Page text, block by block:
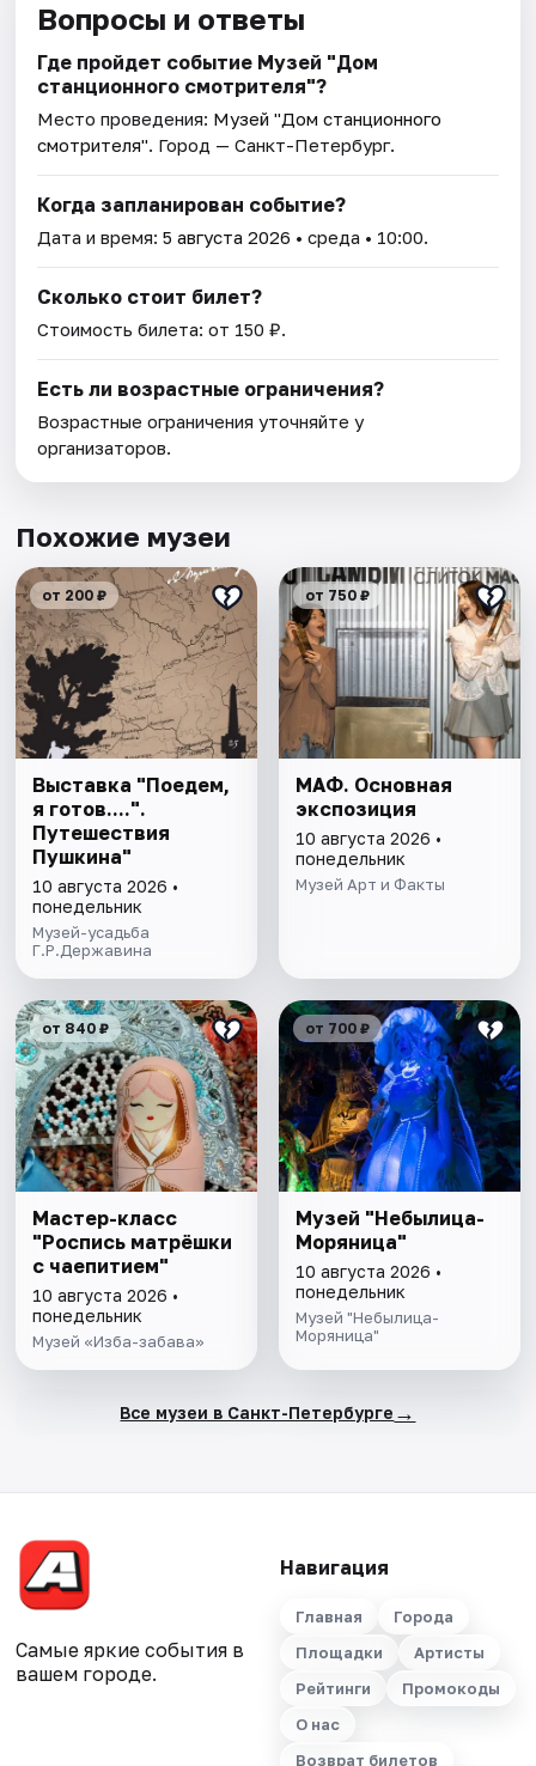
Вопросы и ответы
Где пройдет событие Музей "Дом
станционного смотрителя"?
Место проведения: Музей "Дом станционного
смотрителя". Город — Санкт-Петербург.
Когда запланирован событие?
Дата и время:5 августа 2026 • среда • 10:00.
Сколько стоит билет?
Стоимость билета: от 150 ₽.
Есть ли возрастные ограничения?
Возрастные ограничения уточняйте у
организаторов.
Похожие музеи
от 200 ₽
Выставка "Поедем,
я готов....".
Путешествия
Пушкина"
10 августа 2026 •
понедельник
Музей-усадьба
Г.Р.Державина
от 750 ₽
МАФ. Основная
экспозиция
10 августа 2026 •
понедельник
Музей Арт и Факты
от 840 ₽
Мастер-класс
"Роспись матрёшки
с чаепитием"
10 августа 2026 •
понедельник
Музей «Изба-забава»
от 700 ₽
Музей "Небылица-
Моряница"
10 августа 2026 •
понедельник
Музей "Небылица-
Моряница"
Все музеи в Санкт-Петербурге →
Самые яркие события в
вашем городе.
Навигация
Главная
Города
Площадки
Артисты
Рейтинги
Промокоды
О нас
Возврат билетов